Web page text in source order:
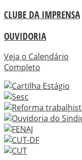
CLUBE DA IMPRENSA
OUVIDORIA
Veja o Calendário
Completo